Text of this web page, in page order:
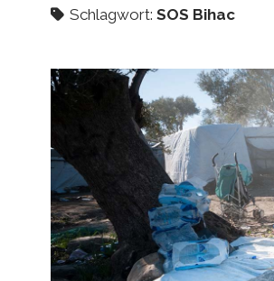
Schlagwort: SOS Bihac